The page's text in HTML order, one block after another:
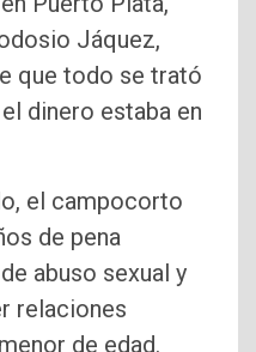
Jáquez,
que todo se trató
dinero estaba en
el campocorto
de pena
abuso sexual y
relaciones
de edad.